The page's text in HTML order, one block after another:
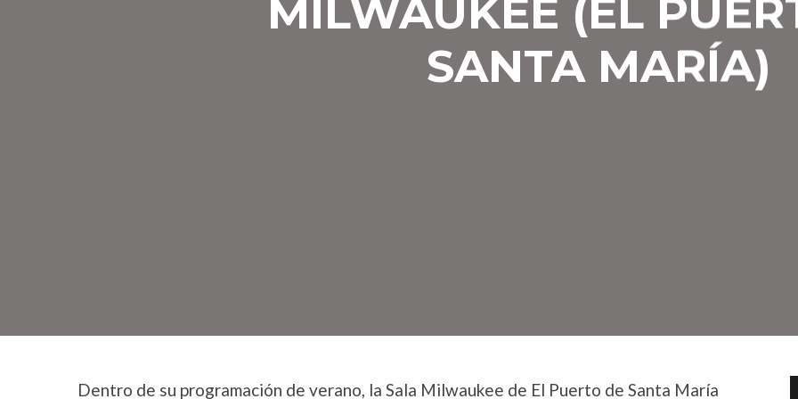
MILWAUKEE (EL
SANTA MARÍA)
Dentro de su programación de verano, la Sala Milwaukee de El Puerto de Santa María